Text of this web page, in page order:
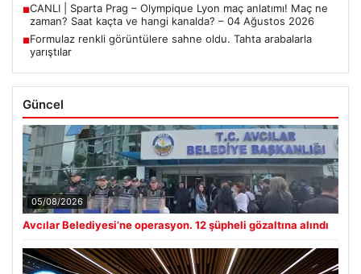
■CANLI | Sparta Prag – Olympique Lyon maç anlatımı! Maç ne
zaman? Saat kaçta ve hangi kanalda? – 04 Ağustos 2026
■Formulaz renkli görüntülere sahne oldu. Tahta arabalarla
yarıştılar
Güncel
05/08/2026
Avcılar Belediyesi’ne operasyon. 12 şüpheli gözaltına alındı